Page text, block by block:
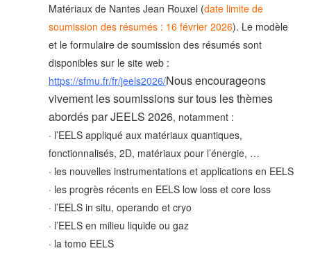
Matériaux de Nantes Jean Rouxel (date limite de
soumission des résumés : 16 février 2026). Le modèle
et le formulaire de soumission des résumés sont
disponibles sur le site web :
https://sfmu.fr/fr/jeels2026/Nous encourageons
vivement les soumissions sur tous les thèmes
abordés par JEELS 2026, notamment :
· l’EELS appliqué aux matériaux quantiques,
fonctionnalisés, 2D, matériaux pour l’énergie, …
· les nouvelles instrumentations et applications en EELS
· les progrès récents en EELS low loss et core loss
· l’EELS in situ, operando et cryo
· l’EELS en milieu liquide ou gaz
· la tomo EELS